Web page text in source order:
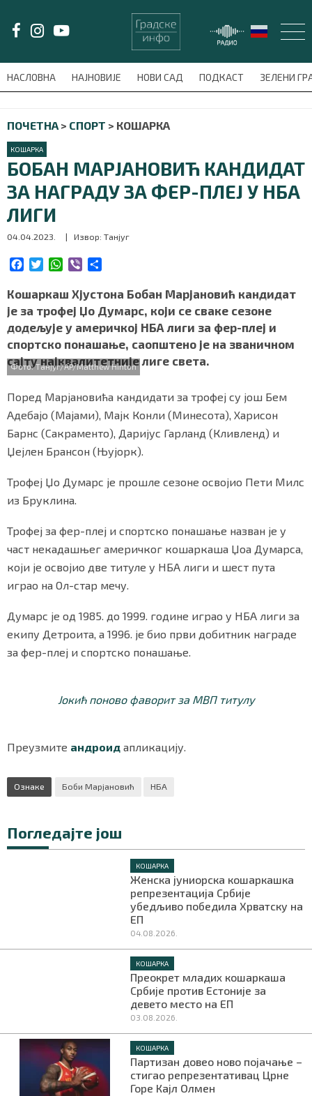
НАСЛОВНА НАЈНОВИЈЕ НОВИ САД ПОДКАСТ ЗЕЛЕНИ
meni'); $this_item = current( wp_filter_object_list(
ПОЧЕТНА > СПОРТ > КОШАРКА
КОШАРКА
БОБАН МАРЈАНОВИЋ КАНДИДАТ
ЗА НАГРАДУ ЗА ФЕР-ПЛЕЈ У НБА
ЛИГИ
04.04.2023. | Извор: Танјуг
c
e
b
o
o
k
i
t
t
e
r
W
a
t
s
A
p
p
b
e
r
a
r
e
Кошаркаш Хјустона Бобан Марјановић кандидат
је за трофеј Џо Думарс, који се сваке сезоне
додељује у америчкој НБА лиги за фер-плеј и
спортско понашање, саопштено је на званичном
сајту најквалитетније лиге света.
Фото: Танјуг/AP/Matthew Hinton
Поред Марјановића кандидати за трофеј су још Бем
Адебајо (Мајами), Мајк Конли (Минесота), Харисон
Барнс (Сакраменто), Даријус Гарланд (Кливленд) и
Џејлен Брансон (Њујорк).
Трофеј Џо Думарс је прошле сезоне освојио Пети Милс
из Бруклина.
Трофеј за фер-плеј и спортско понашање назван је у
част некадашњег америчког кошаркаша Џоа Думарса,
који је освојио две титуле у НБА лиги и шест пута
играо на Ол-стар мечу.
Думарс је од 1985. до 1999. године играо у НБА лиги за
екипу Детроита, а 1996. је био први добитник награде
за фер-плеј и спортско понашање.
Јокић поново фаворит за МВП титулу
Преузмите андроид апликацију.
Ознаке Боби Марјановић НБА
Погледајте још
КОШАРКА
Женска јуниорска кошаркашка
репрезентација Србије
убедљиво победила Хрватску на
ЕП
04.08.2026.
КОШАРКА
Преокрет младих кошаркаша
Србије против Естоније за
девето место на ЕП
03.08.2026.
КОШАРКА
Партизан довео ново појачање –
стигао репрезентативац Црне
Горе Кајл Олмен
LAT/ЋИР
НАСЛОВНА
НАЈНОВИЈЕ
НОВИ САД
ПОДКАСТ
ЗЕЛЕНИ ГРАД
ВИДЕО
СПЕЦИЈАЛИ
БЛОГ
СВЕТ
ЖИВОТ И СТИЛ
СПОРТ
redakcija@gradskeinfo.rs
ПРАТИТЕ НАС